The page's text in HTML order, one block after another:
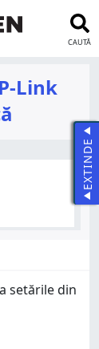
CAUTĂ
Link
EXTINDE